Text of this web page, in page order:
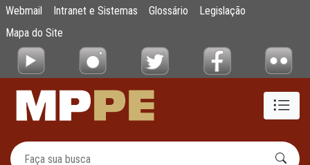
Pular para o Conteúdo principal
Documentos
Webmail Intranet e Sistemas Glossário
Legislação
Mapa do Site